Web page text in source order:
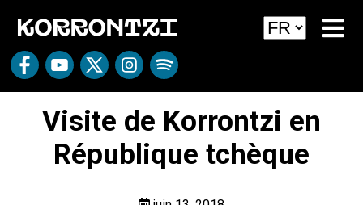
Visite de Korrontzi en
République tchèque